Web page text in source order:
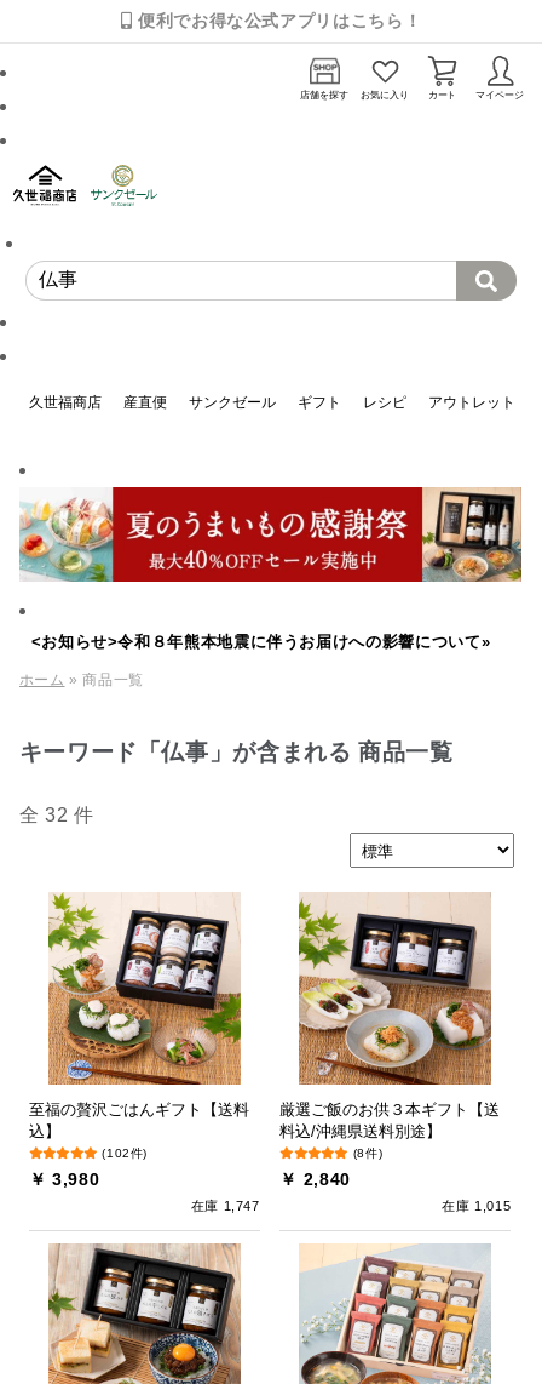
便利でお得な公式アプリはこちら！
店舗を探す お気に入り カート マイページ
久世福商店 産直便 サンクゼール ギフト レシピ アウトレット
<お知らせ>令和８年熊本地震に伴うお届けへの影響について»
ホーム » 商品一覧
キーワード「仏事」が含まれる 商品一覧
全 32 件
至福の贅沢ごはんギフト【送料
込】
(102件)
￥ 3,980
在庫 1,747
厳選ご飯のお供３本ギフト【送
料込/沖縄県送料別途】
(8件)
￥ 2,840
在庫 1,015